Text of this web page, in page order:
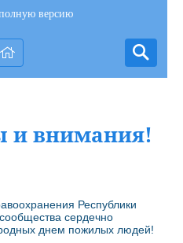
версию
и внимания!
Республики
сердечно
днем пожилых людей!